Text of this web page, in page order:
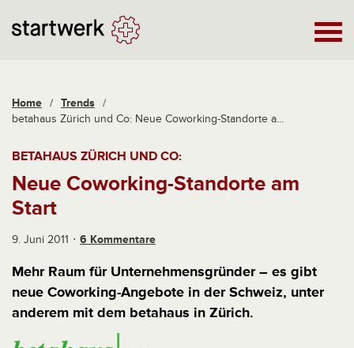
Home / Trends /
betahaus Zürich und Co: Neue Coworking-Standorte a...
BETAHAUS ZÜRICH UND CO:
Neue Coworking-Standorte am
Start
9. Juni 2011 6 Kommentare
Mehr Raum für Unternehmensgründer – es gibt
neue Coworking-Angebote in der Schweiz, unter
anderem mit dem betahaus in Zürich.